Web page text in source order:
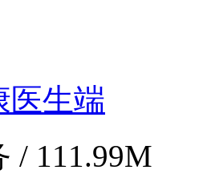
医生端
/ 111.99M